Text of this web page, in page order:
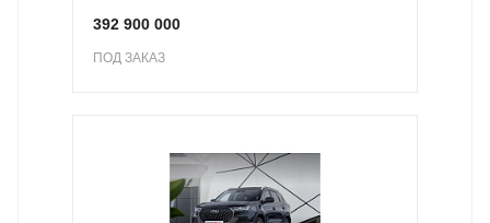
392 900 000
ПОД ЗАКАЗ